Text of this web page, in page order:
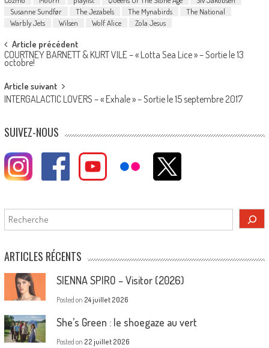
Susanne Sundfør
The Jezabels The Mynabirds
The National
Warbly Jets
Wilsen Wolf Alice Zola Jesus
Post
navigation
Article précédent
COURTNEY BARNETT & KURT VILE – « Lotta Sea Lice » – Sortie le 13
octobre!
Article suivant
INTERGALACTIC LOVERS – « Exhale » – Sortie le 15 septembre 2017
SUIVEZ-NOUS
Rechercher
ARTICLES RÉCENTS
SIENNA SPIRO – Visitor (2026)
Posted on 24 juillet 2026
She’s Green : le shoegaze au vert
Posted on 22 juillet 2026